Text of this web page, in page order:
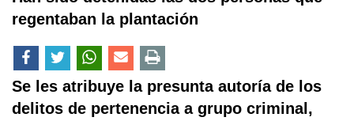
regentaban la plantación
Se les atribuye la presunta autoría de los
delitos de pertenencia a grupo criminal,